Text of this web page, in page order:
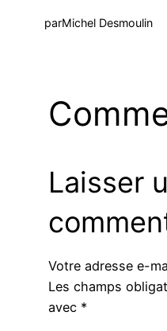
parMichel Desmoulin
Laisser
Votre adresse e-
Les champs
avec *